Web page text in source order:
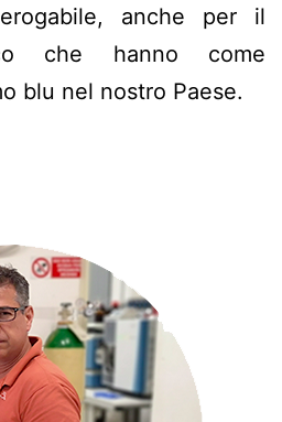
anche per il
che hanno come
blu nel nostro Paese.